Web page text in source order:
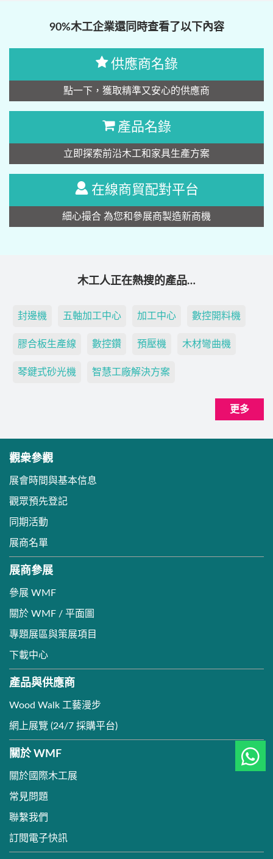
90%木工企業還同時查看了以下內容
供應商名錄
點一下，獲取精準又安心的供應商
產品名錄
立即探索前沿木工和家具生產方案
在線商貿配對平台
細心撮合 為您和參展商製造新商機
木工人正在熱搜的產品…
封邊機 五軸加工中心 加工中心 數控開料機
膠合板生產線 數控鑽 預壓機 木材彎曲機
琴鍵式砂光機 智慧工廠解決方案
更多
觀衆參觀
展會時間與基本信息
觀眾預先登記
同期活動
展商名單
展商參展
參展 WMF
關於 WMF / 平面圖
專題展區與策展項目
下載中心
產品與供應商
Wood Walk 工藝漫步
網上展覽 (24/7 採購平台)
關於 WMF
關於國際木工展
常見問題
聯繫我們
訂閱電子快訊